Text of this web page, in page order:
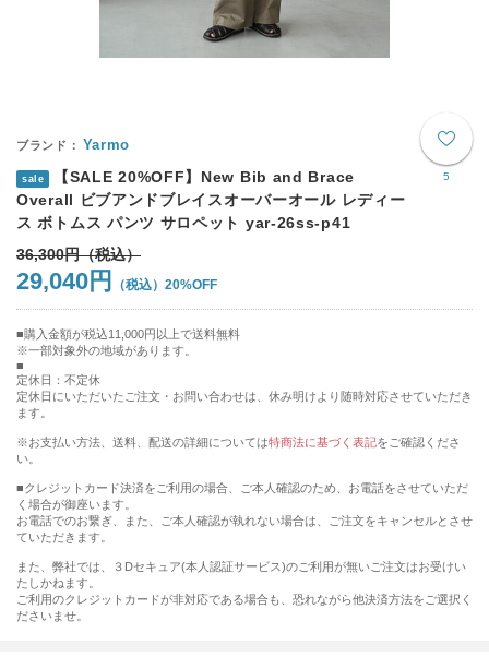
5
Yarmo
sale
【SALE 20%OFF】New Bib and Brace
Overall ビブアンドブレイスオーバーオール レディー
ス ボトムス パンツ サロペット yar-26ss-p41
36,300円
29,040円 20%OFF
購入金額が税込11,000円以上で送料無料
※一部対象外の地域があります。
定休日：不定休
定休日にいただいたご注文・お問い合わせは、休み明けより随時対応させていただき
ます。
※お支払い方法、送料、配送の詳細については特商法に基づく表記をご確認くださ
い。
■クレジットカード決済をご利用の場合、ご本人確認のため、お電話をさせていただ
く場合が御座います。
お電話でのお繋ぎ、また、ご本人確認が執れない場合は、ご注文をキャンセルとさせ
ていただきます。
また、弊社では、３Dセキュア(本人認証サービス)のご利用が無いご注文はお受けい
たしかねます。
ご利用のクレジットカードが非対応である場合も、恐れながら他決済方法をご選択く
ださいませ。